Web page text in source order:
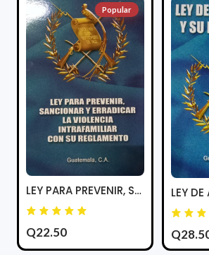
Popular
LEY PARA PREVENIR, SANCIONAR Y ERRADICAR LA VIOLENCIA INTRAFAMILIAR
Q22.50